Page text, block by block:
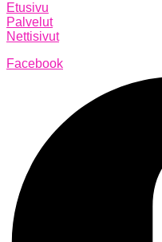
Etusivu
Palvelut
Nettisivut
Facebook